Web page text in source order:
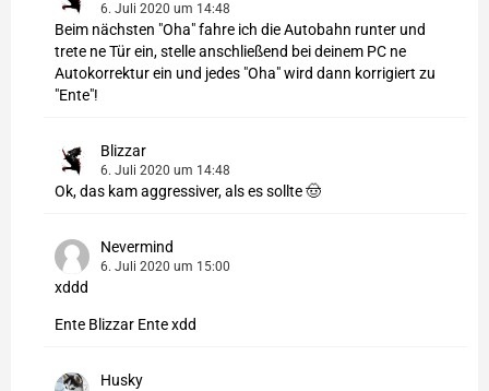
6. Juli 2020 um 14:48
Beim nächsten "Oha" fahre ich die Autobahn runter und
trete ne Tür ein, stelle anschließend bei deinem PC ne
Autokorrektur ein und jedes "Oha" wird dann korrigiert zu
"Ente"!
Blizzar
6. Juli 2020 um 14:48
Ok, das kam aggressiver, als es sollte 🤠
Nevermind
6. Juli 2020 um 15:00
xddd
Ente Blizzar Ente xdd
Husky